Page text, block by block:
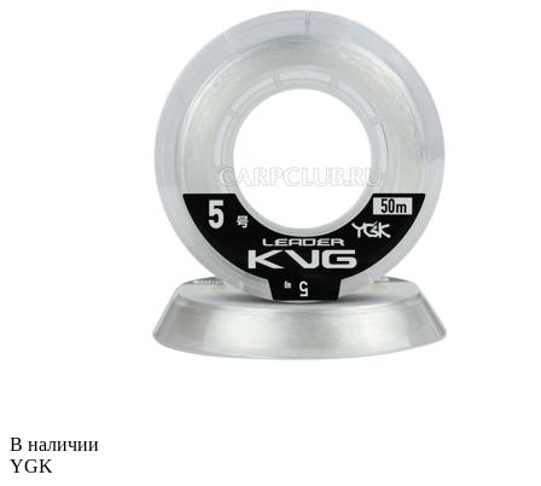
В наличии
YGK